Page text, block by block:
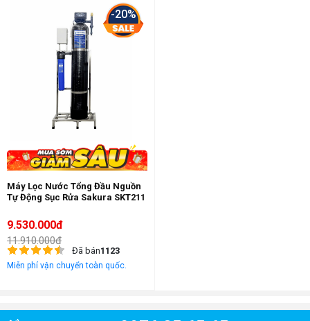
-20%
Máy Lọc Nước Tổng Đầu Nguồn
Tự Động Sục Rửa Sakura SKT211
9.530.000đ
11.910.000đ
Đã bán1123
Miễn phí vận chuyển toàn quốc.